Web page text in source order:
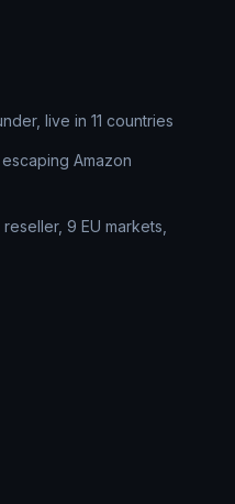
live in 11 countries
Amazon
9 EU markets,